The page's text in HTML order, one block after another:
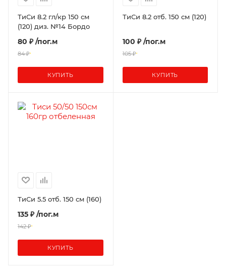
ТиСи 8.2 гл/кр 150 см
(120) диз. №14 Бордо
80 ₽ /пог.м
84 ₽
КУПИТЬ
ТиСи 8.2 отб. 150 см (120)
100 ₽ /пог.м
105 ₽
КУПИТЬ
ТиСи 5.5 отб. 150 см (160)
135 ₽ /пог.м
142 ₽
КУПИТЬ